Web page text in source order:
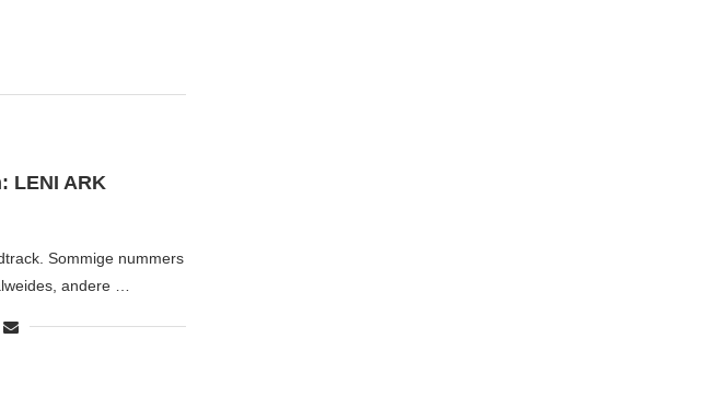
LENI ARK
Sommige nummers
andere …